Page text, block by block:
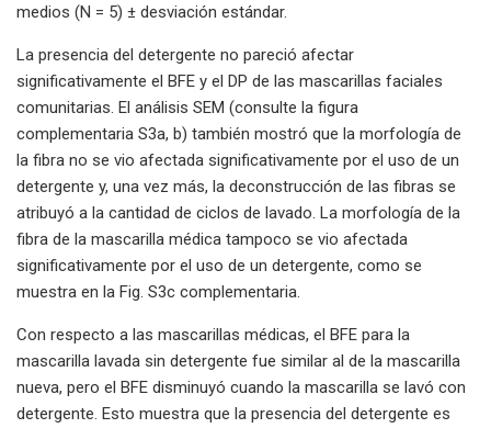
medios (N = 5) ± desviación estándar.
La presencia del detergente no pareció afectar
significativamente el BFE y el DP de las mascarillas faciales
comunitarias. El análisis SEM (consulte la figura
complementaria S3a, b) también mostró que la morfología de
la fibra no se vio afectada significativamente por el uso de un
detergente y, una vez más, la deconstrucción de las fibras se
atribuyó a la cantidad de ciclos de lavado. La morfología de la
fibra de la mascarilla médica tampoco se vio afectada
significativamente por el uso de un detergente, como se
muestra en la Fig. S3c complementaria.
Con respecto a las mascarillas médicas, el BFE para la
mascarilla lavada sin detergente fue similar al de la mascarilla
nueva, pero el BFE disminuyó cuando la mascarilla se lavó con
detergente. Esto muestra que la presencia del detergente es